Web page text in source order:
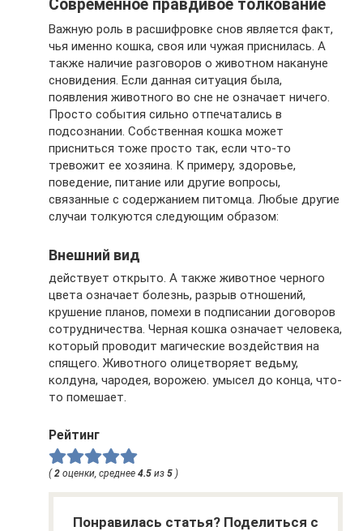
Современное правдивое толкование
Важную роль в расшифровке снов является факт,
чья именно кошка, своя или чужая приснилась. А
также наличие разговоров о животном накануне
сновидения. Если данная ситуация была,
появления животного во сне не означает ничего.
Просто события сильно отпечатались в
подсознании. Собственная кошка может
присниться тоже просто так, если что-то
тревожит ее хозяина. К примеру, здоровье,
поведение, питание или другие вопросы,
связанные с содержанием питомца. Любые другие
случаи толкуются следующим образом:
Внешний вид
действует открыто. А также животное черного
цвета означает болезнь, разрыв отношений,
крушение планов, помехи в подписании договоров
сотрудничества. Черная кошка означает человека,
который проводит магические воздействия на
спящего. Животного олицетворяет ведьму,
колдуна, чародея, ворожею. умысел до конца, что-
то помешает.
Рейтинг
(2 оценки, среднее 4.5 из 5 )
Понравилась статья? Поделиться с